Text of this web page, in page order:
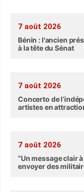
7 août 2026
Bénin : l'ancien
à la tête du Sénat
7 août 2026
Concerto de
artistes en
7 août 2026
“Un message clair
envoyer des